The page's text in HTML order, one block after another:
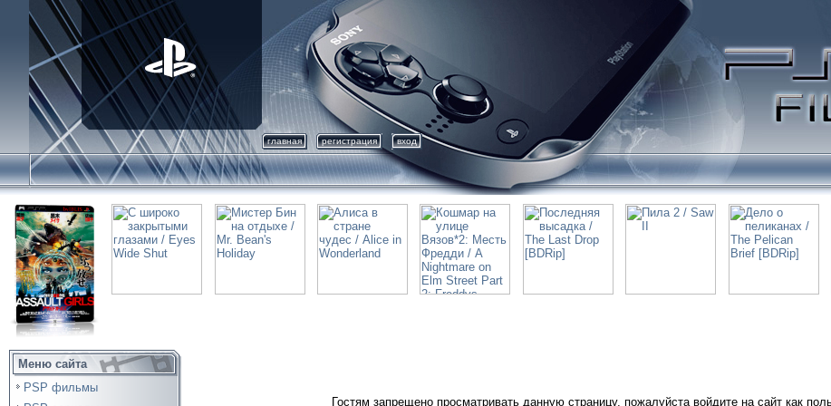
главная регистрация вход
Меню сайта
PSP фильмы
Гостям запрещено просматривать данную страницу, пожалуйста войдите на сайт как